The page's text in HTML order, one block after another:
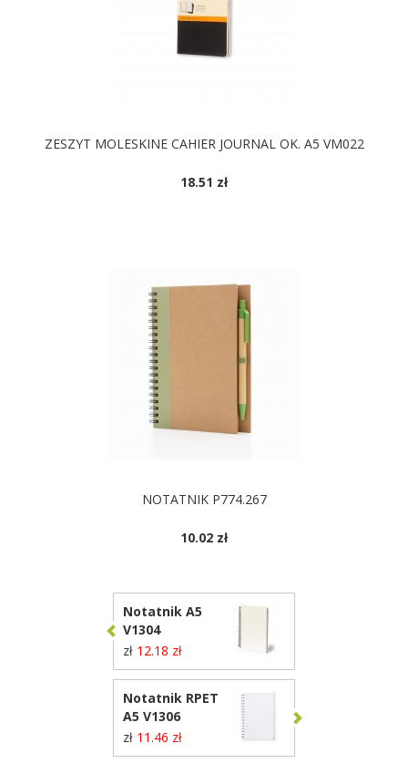
ZESZYT MOLESKINE CAHIER JOURNAL OK. A5 VM022
18.51 zł
NOTATNIK P774.267
10.02 zł
Notatnik A5
V1304
zł 12.18 zł
Notatnik RPET
A5 V1306
zł 11.46 zł